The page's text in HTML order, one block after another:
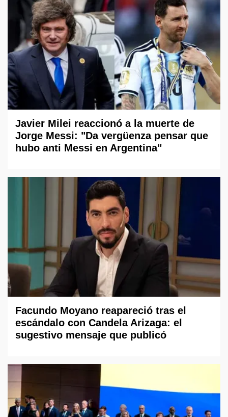
Javier Milei reaccionó a la muerte de
Jorge Messi: "Da vergüenza pensar que
hubo anti Messi en Argentina"
Facundo Moyano reapareció tras el
escándalo con Candela Arizaga: el
sugestivo mensaje que publicó